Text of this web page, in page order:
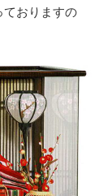
ておりますの